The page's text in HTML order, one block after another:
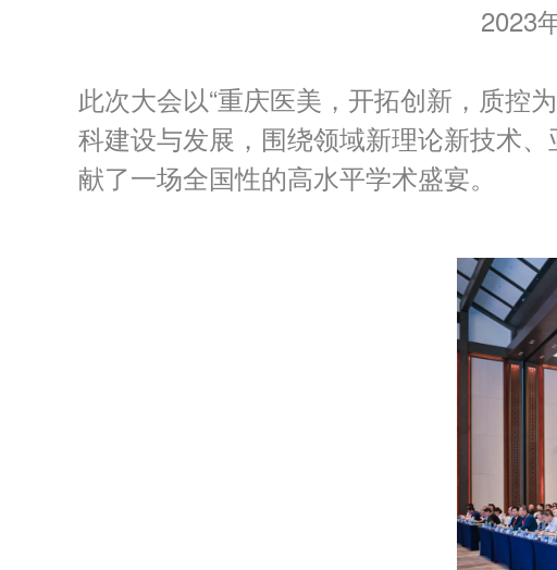
2023
此次大会以“重庆医美，开拓创新，质控
科建设与发展，围绕领域新理论新技术
献了一场全国性的高水平学术盛宴。